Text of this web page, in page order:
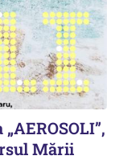
Mării